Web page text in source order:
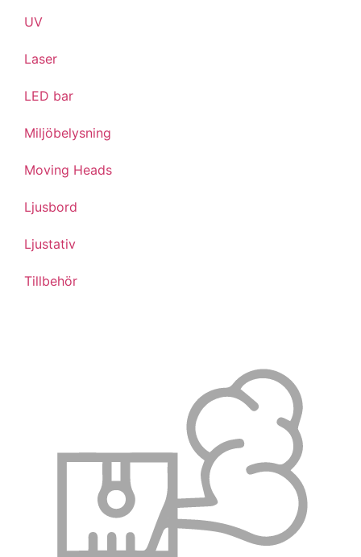
UV
Laser
LED bar
Miljöbelysning
Moving Heads
Ljusbord
Ljustativ
Tillbehör